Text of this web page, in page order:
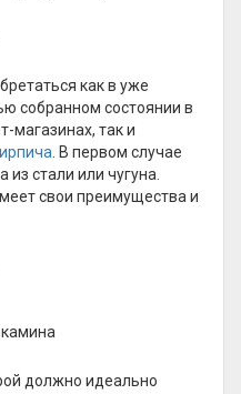
как в уже
собранном состоянии в
магазинах, так и
. В первом случае
стали или чугуна.
свои преимущества и
должно идеально